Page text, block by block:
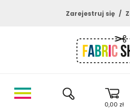
Zarejestruj się
0,00 zł